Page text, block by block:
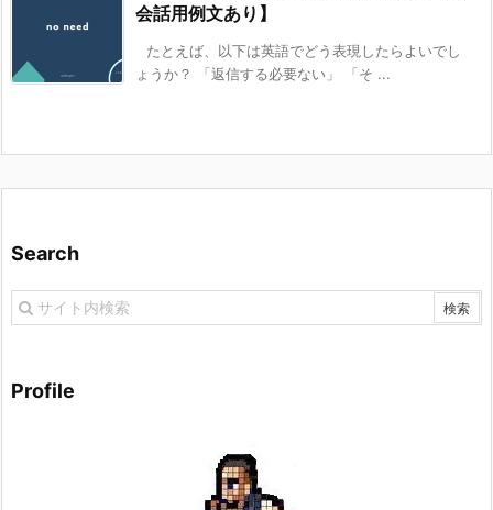
会話用例文あり】
たとえば、以下は英語でどう表現したらよいでし
ょうか？ 「返信する必要ない」 「そ ...
Search
Profile